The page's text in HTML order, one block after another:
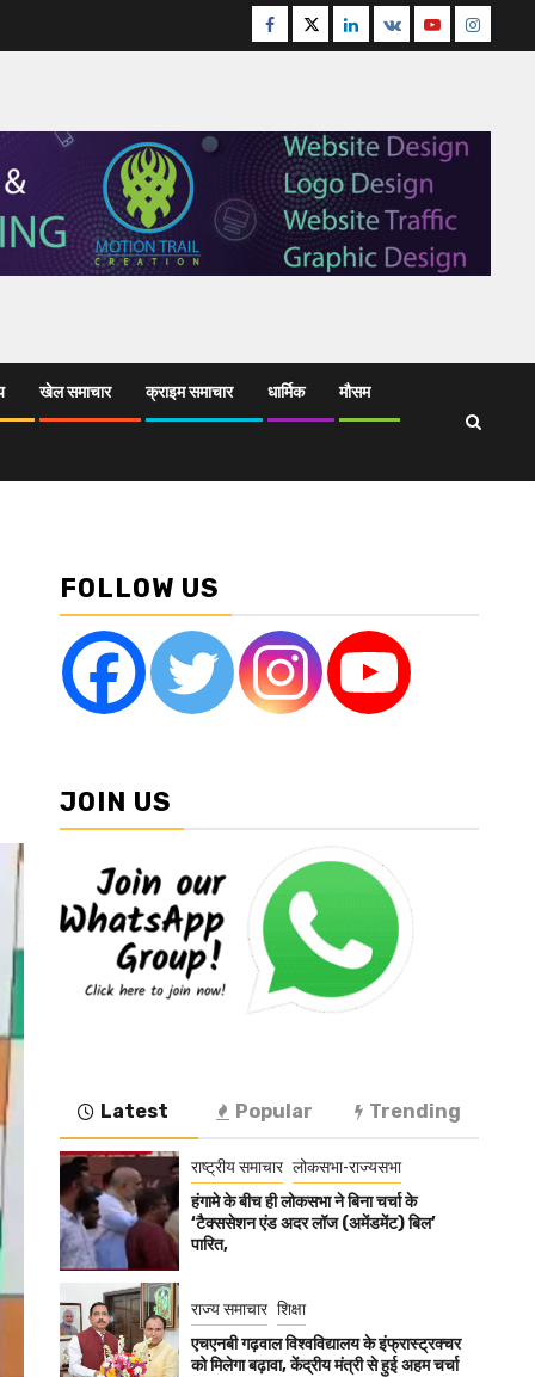
Facebook
TwitterLinkedin
VK Youtube
खेल समाचार क्राइम समाचार धार्मिक मौसम
FOLLOW US
JOIN US
Latest Popular Trending
राष्ट्रीय समाचार लोकसभा-राज्यसभा
हंगामे के बीच ही लोकसभा ने बिना चर्चा के
‘टैक्ससेशन एंड अदर लॉज (अमेंडमेंट) बिल’
पारित,
राज्य समाचार शिक्षा
एचएनबी गढ़वाल विश्वविद्यालय के इंफ्रास्ट्रक्चर
को मिलेगा बढ़ावा, केंद्रीय मंत्री से हुई अहम चर्चा